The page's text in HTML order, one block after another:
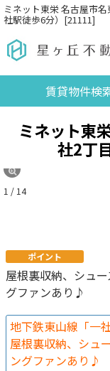
ミネット東栄 名古屋市
社駅徒歩6分）[21111]
賃貸物件検
ミネット東
社2丁
1 / 14
ポイント
屋根裏収納、シュ
グファンあり♪
地下鉄東山線「一
屋根裏収納、シュ
ングファンあり♪